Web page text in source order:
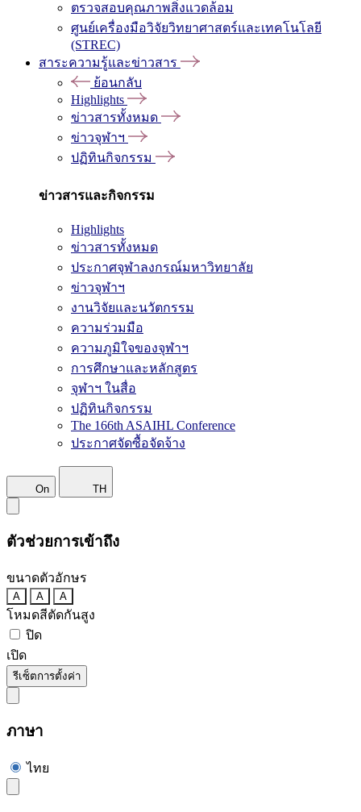
ตรวจสอบคุณภาพสิ่งแวดล้อม
ศูนย์เครื่องมือวิจัยวิทยาศาสตร์และเทคโนโลยี
(STREC)
สาระความรู้และข่าวสาร
ย้อนกลับ
Highlights
ข่าวสารทั้งหมด
ข่าวจุฬาฯ
ปฏิทินกิจกรรม
ข่าวสารและกิจกรรม
Highlights
ข่าวสารทั้งหมด
ประกาศจุฬาลงกรณ์มหาวิทยาลัย
ข่าวจุฬาฯ
งานวิจัยและนวัตกรรม
ความร่วมมือ
ความภูมิใจของจุฬาฯ
การศึกษาและหลักสูตร
จุฬาฯ ในสื่อ
ปฏิทินกิจกรรม
The 166th ASAIHL Conference
ประกาศจัดซื้อจัดจ้าง
On TH
ตัวช่วยการเข้าถึง
ขนาดตัวอักษร
A A A
โหมดสีตัดกันสูง
ปิด
เปิด
รีเซ็ตการตั้งค่า
ภาษา
ไทย